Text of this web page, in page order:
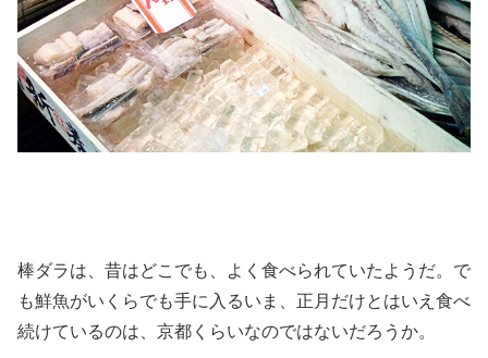
棒ダラは、昔はどこでも、よく食べられていたようだ。で
も鮮魚がいくらでも手に入るいま、正月だけとはいえ食べ
続けているのは、京都くらいなのではないだろうか。